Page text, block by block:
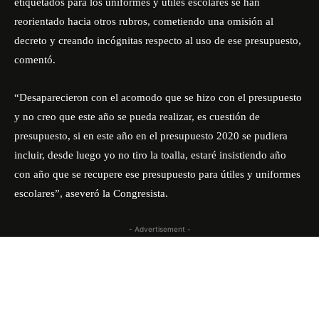
reorientado hacia otros rubros, cometiendo una omisión al
decreto y creando incógnitas respecto al uso de ese presupuesto,
comentó.
“Desaparecieron con el acomodo que se hizo con el presupuesto
y no creo que este año se pueda realizar, es cuestión de
presupuesto, si en este año en el presupuesto 2020 se pudiera
incluir, desde luego yo no tiro la toalla, estaré insistiendo año
con año que se recupere ese presupuesto para útiles y uniformes
escolares”, aseveró la Congresista.
- Advertisement -